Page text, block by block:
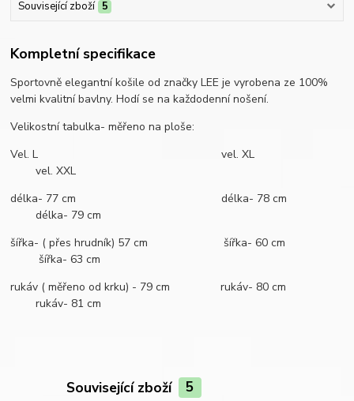
Související zboží 5
Kompletní specifikace
Sportovně elegantní košile od značky LEE je vyrobena ze 100%
velmi kvalitní bavlny. Hodí se na každodenní nošení.
Velikostní tabulka- měřeno na ploše:
Vel. L vel. XL
vel. XXL
délka- 77 cm délka- 78 cm
délka- 79 cm
šířka- ( přes hrudník) 57 cm šířka- 60 cm
šířka- 63 cm
rukáv ( měřeno od krku) - 79 cm rukáv- 80 cm
rukáv- 81 cm
Související zboží 5